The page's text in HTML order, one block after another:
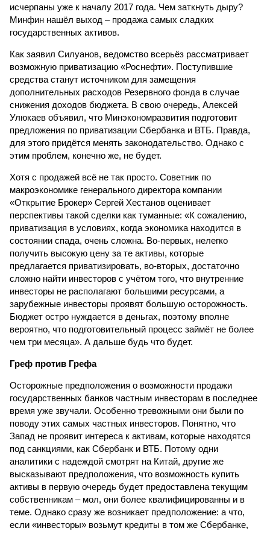
исчерпаны уже к началу 2017 года. Чем заткнуть дыру?
Минфин нашёл выход – продажа самых сладких
государственных активов.
Как заявил Силуанов, ведомство всерьёз рассматривает
возможную приватизацию «Роснефти». Поступившие
средства станут источником для замещения
дополнительных расходов Резервного фонда в случае
снижения доходов бюджета. В свою очередь, Алексей
Улюкаев объявил, что Минэкономразвития подготовит
предложения по приватизации Сбербанка и ВТБ. Правда,
для этого придётся менять законодательство. Однако с
этим проблем, конечно же, не будет.
Хотя с продажей всё не так просто. Советник по
макроэкономике генерального директора компании
«Открытие Брокер» Сергей Хестанов оценивает
перспективы такой сделки как туманные: «К сожалению,
приватизация в условиях, когда экономика находится в
состоянии спада, очень сложна. Во-первых, нелегко
получить высокую цену за те активы, которые
предлагается приватизировать, во-вторых, достаточно
сложно найти инвесторов с учётом того, что внутренние
инвесторы не располагают большими ресурсами, а
зарубежные инвесторы проявят большую осторожность.
Бюджет остро нуждается в деньгах, поэтому вполне
вероятно, что подготовительный процесс займёт не более
чем три месяца». А дальше будь что будет.
Греф против Грефа
Осторожные предположения о возможности продажи
государственных банков частным инвесторам в последнее
время уже звучали. Особенно тревожными они были по
поводу этих самых частных инвесторов. Понятно, что
Запад не проявит интереса к активам, которые находятся
под санкциями, как Сбербанк и ВТБ. Потому одни
аналитики с надеждой смотрят на Китай, другие же
высказывают предположения, что возможность купить
активы в первую очередь будет предоставлена текущим
собственникам – мол, они более квалифицированны и в
теме. Однако сразу же возникает предположение: а что,
если «инвесторы» возьмут кредиты в том же Сбербанке,